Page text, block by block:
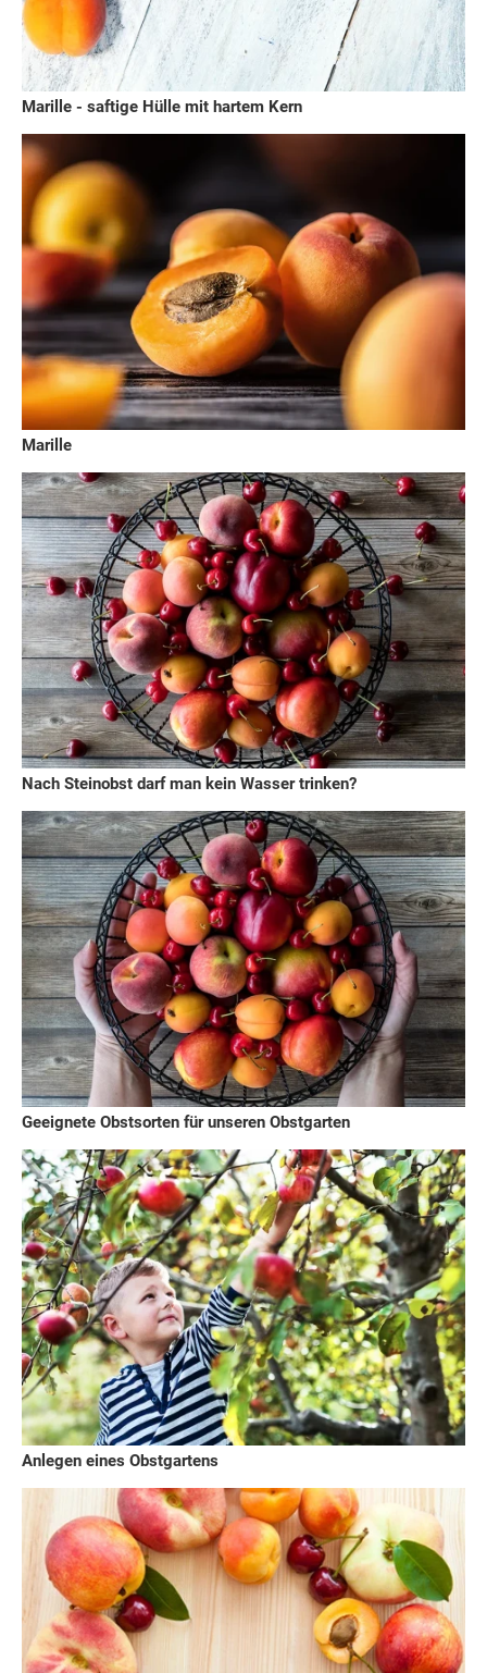
Marille - saftige Hülle mit hartem Kern
Marille
Nach Steinobst darf man kein Wasser trinken?
Geeignete Obstsorten für unseren Obstgarten
Anlegen eines Obstgartens